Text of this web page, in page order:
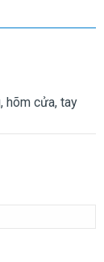
hõm cửa, tay